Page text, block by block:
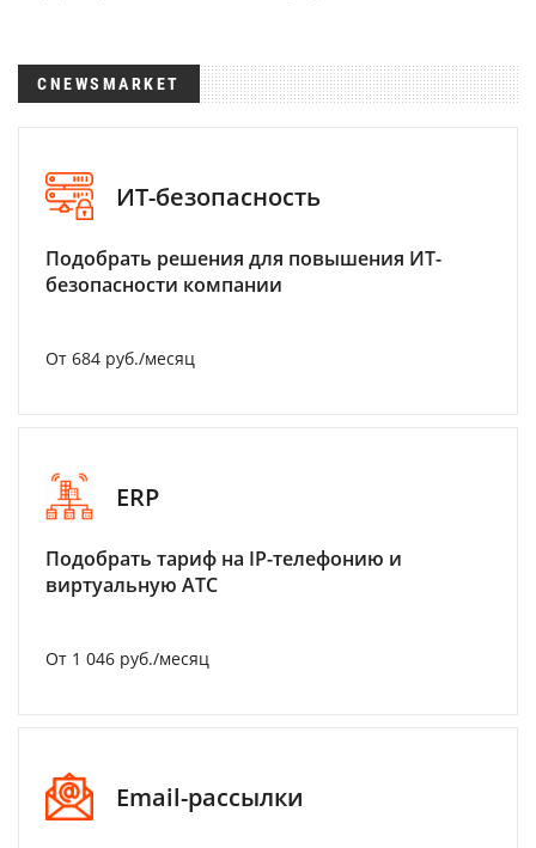
CNEWSMARKET
ИТ-безопасность
Подобрать решения для повышения ИТ-
безопасности компании
От 684 руб./месяц
ERP
Подобрать тариф на IP-телефонию и
виртуальную АТС
От 1 046 руб./месяц
Email-рассылки